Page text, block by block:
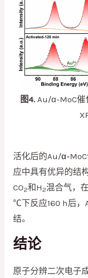
图4. Au/α-MoC催
活化后的Au/α-
应中具有优异的结
CO2和H 2混合气，
℃下反应160 h后，
结。
结论
原子分辨二次电子